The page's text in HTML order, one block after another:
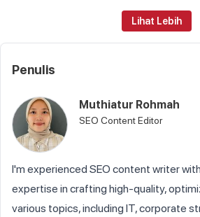
Lihat Lebih
Penulis
Muthiatur Rohmah
SEO Content Editor
I'm experienced SEO content writer
expertise in crafting high-quality,
various topics, including IT, corporate